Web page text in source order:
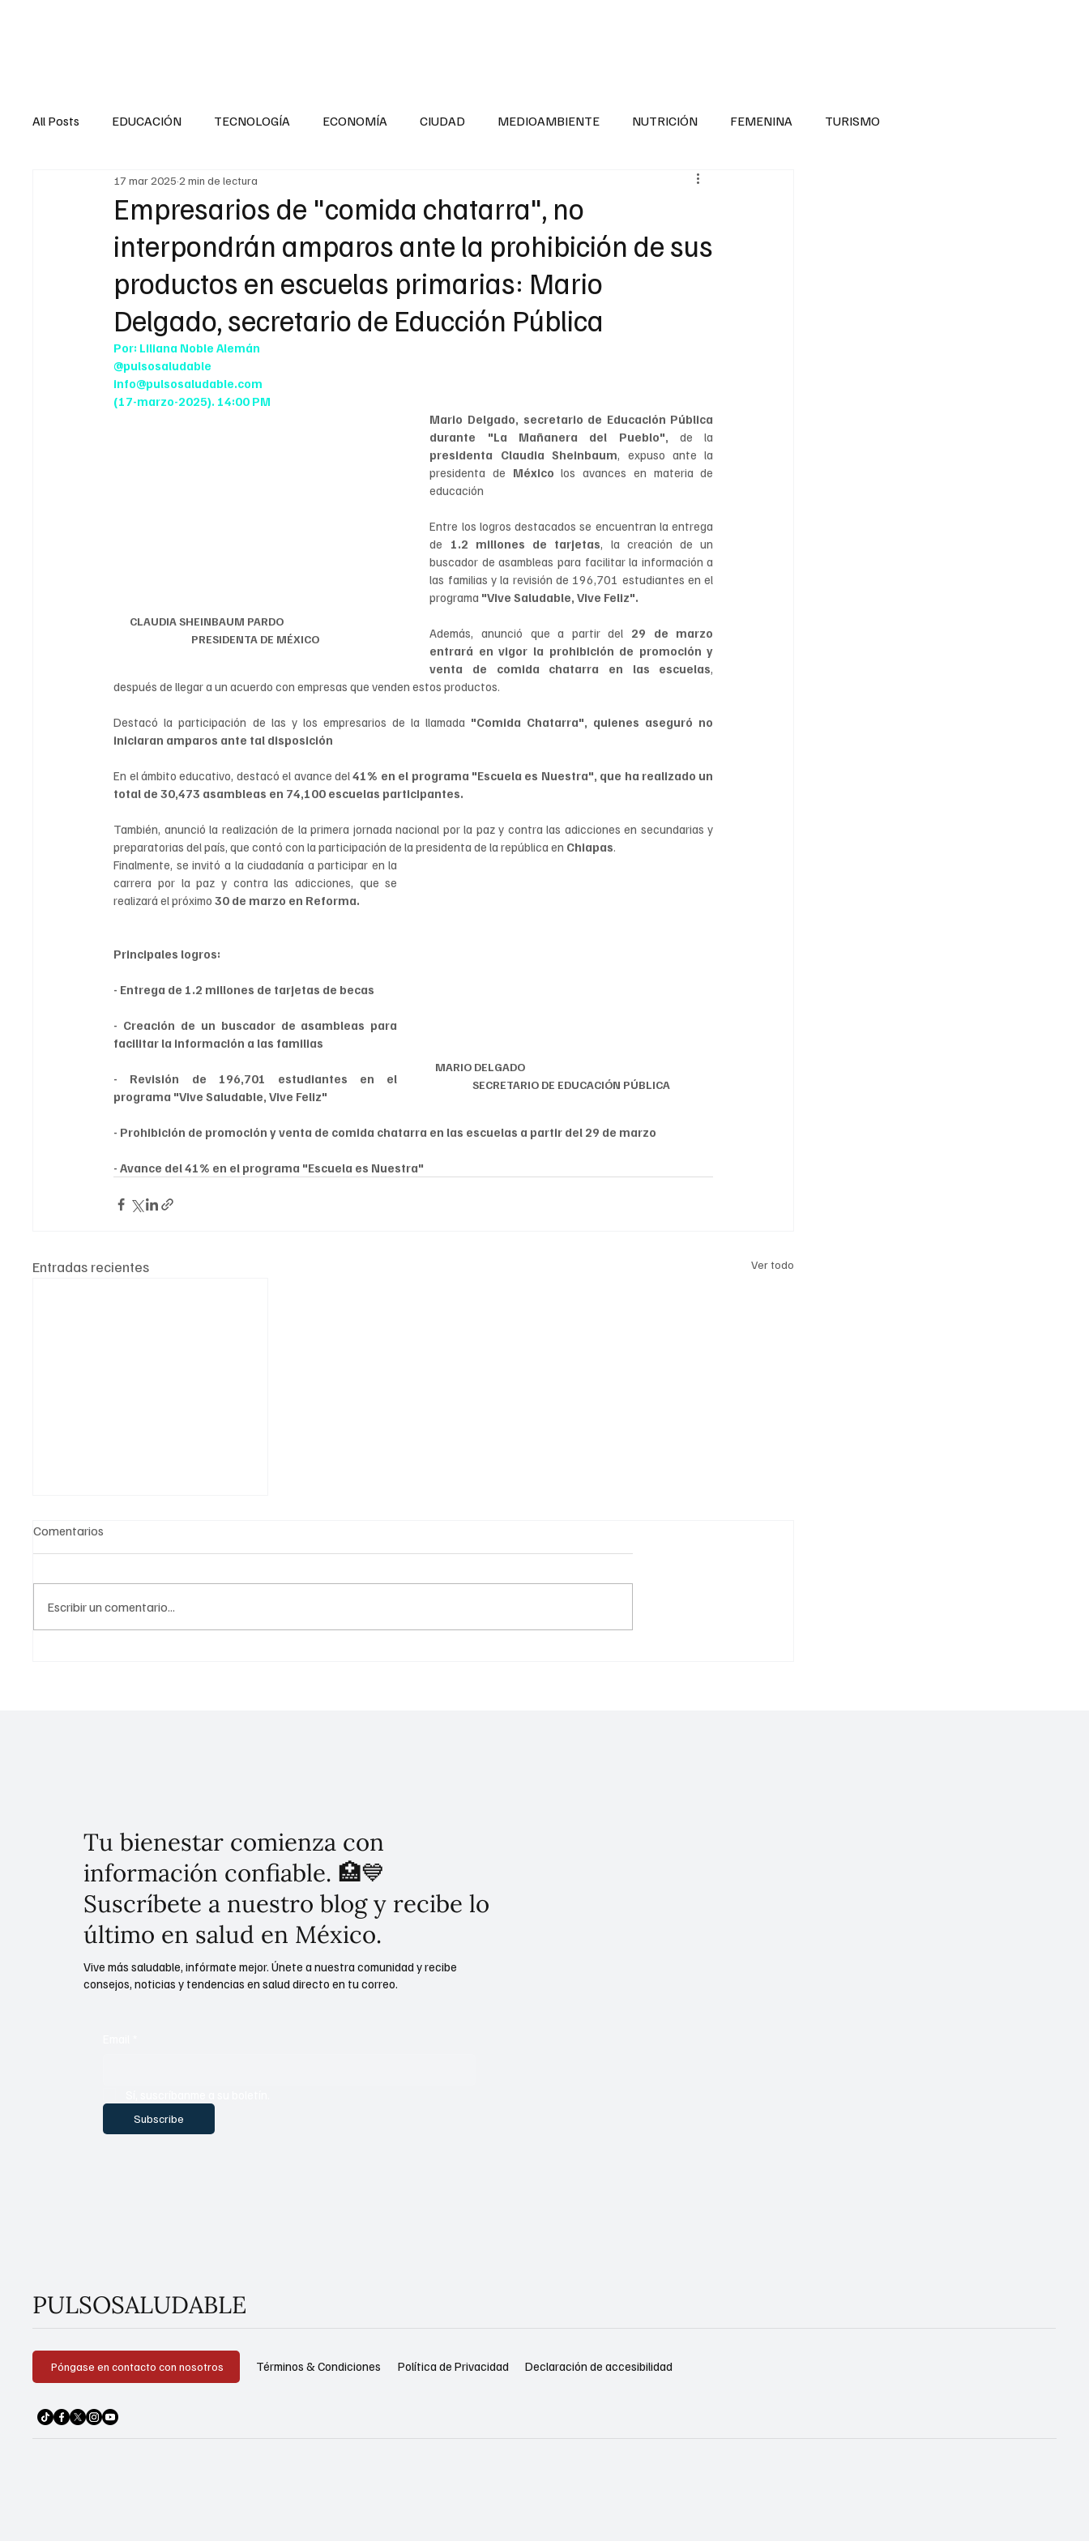
All Posts EDUCACIÓN TECNOLOGÍA ECONOMÍA CIUDAD MEDIOAMBIENTE NUTRICIÓN FEMENINA TURISMO
SALUD EN EL SECTOR PÚBLICO SALUD INFANTIL
LA ENTREVISTA ANIMAL FITNESS ADOLESCENTES RESPONSABILIDAD SOCIAL
INTERNACIONAL GENERAL INTERNACIONAL SALUD DIVERSIDAD INCLUSIVA PARA SABER MAS
Empresarios de "comida chatarra", no
interpondrán amparos ante la prohibición de sus
productos en escuelas primarias: Mario
Delgado, secretario de Educción Pública
17 mar 2025 2 min de lectura
Por: Liliana Noble Alemán
@pulsosaludable
info@pulsosaludable.com
(17-marzo-2025). 14:00 PM
CLAUDIA SHEINBAUM PARDO
PRESIDENTA DE MÉXICO
Mario Delgado, secretario de Educación Pública
durante "La Mañanera del Pueblo",
presidenta Claudia Sheinbaum, expuso ante la
presidenta de México los avances en materia de
educación
Entre los logros destacados se encuentran la entrega
de 1.2 millones de tarjetas, la creación de un
buscador de asambleas para facilitar la información a
las familias y la revisión de 196,701 estudiantes en el
programa "Vive Saludable, Vive Feliz".
Además, anunció que a partir del 29 de marzo
entrará en vigor la prohibición de promoción y
venta de comida chatarra en las escuelas,
después de llegar a un acuerdo con empresas que venden estos productos.
Destacó la participación de las y los empresarios de la llamada "Comida Chatarra", quienes aseguró no
iniciaran amparos ante tal disposición
En el ámbito educativo, destacó el avance del 41% en el programa "Escuela es Nuestra", que ha realizado un
total de 30,473 asambleas en 74,100 escuelas participantes.
También, anunció la realización de la primera jornada nacional por la paz y contra las adicciones en secundarias y
preparatorias del país, que contó con la participación de la presidenta de la república en Chiapas.
MARIO DELGADO
SECRETARIO DE EDUCACIÓN PÚBLICA
Finalmente, se invitó a la ciudadanía a participar en la
carrera por la paz y contra las adicciones, que se
realizará el próximo 30 de marzo en Reforma.
Principales logros:
- Entrega de 1.2 millones de tarjetas de becas
- Creación de un buscador de asambleas para
facilitar la información a las familias
- Revisión de 196,701 estudiantes en el
programa "Vive Saludable, Vive Feliz"
- Prohibición de promoción y venta de comida chatarra en las escuelas a partir del 29 de marzo
- Avance del 41% en el programa "Escuela es Nuestra"
Entradas recientes Ver todo
Comentarios
Escribir un comentario...
Tu bienestar comienza con
información confiable. 🏥💙
Suscríbete a nuestro blog y recibe lo
último en salud en México.
Subscribe
Vive más saludable, infórmate mejor. Únete a nuestra comunidad y recibe
consejos, noticias y tendencias en salud directo en tu correo.
PULSOSALUDABLE
Póngase en contacto con nosotros Política de Privacidad
Términos & Condiciones Declaración de accesibilidad